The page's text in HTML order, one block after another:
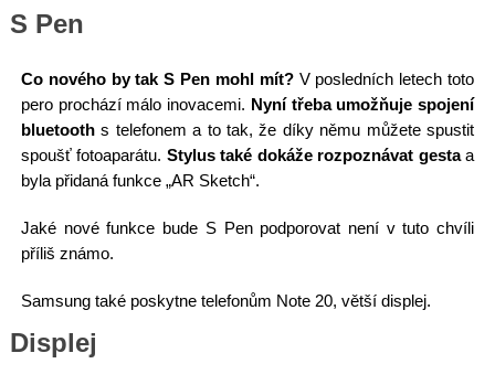
S Pen
Co nového by tak S Pen mohl mít? V posledních letech toto
pero prochází málo inovacemi. Nyní třeba umožňuje spojení
bluetooths telefonem a to tak, že díky němu můžete spustit
spoušť fotoaparátu. Stylus také dokáže rozpoznávat gestaa
byla přidaná funkce „AR Sketch“.
Jaké nové funkce bude S Pen podporovat není v tuto chvíli
příliš známo.
Samsung také poskytne telefonům Note 20, větší displej.
Displej